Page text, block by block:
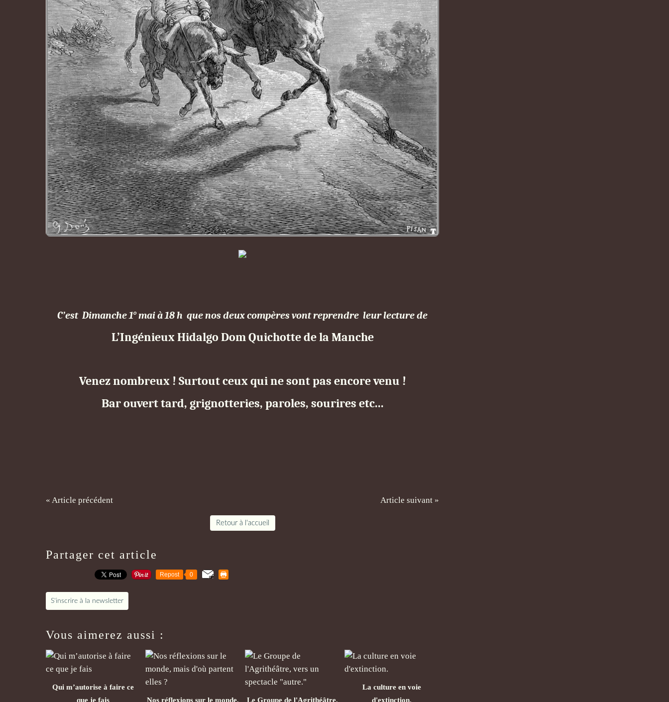
C’est Dimanche 1° mai à 18 h que nos deux compères vont reprendre leur lecture de
L’Ingénieux Hidalgo Dom Quichotte de la Manche
Venez nombreux ! Surtout ceux qui ne sont pas encore venu !
Bar ouvert tard, grignotteries, paroles, sourires etc...
« Article précédent Article suivant »
Retour à l'accueil
Partager cet article
Repost 0
S'inscrire à la newsletter
Vous aimerez aussi :
Qui m’autorise à faire ce
que je fais
Nos réflexions sur le monde, Le Groupe de l'Agrithéâtre,
La culture en voie
d'extinction.